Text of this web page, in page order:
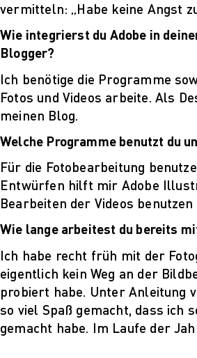
vermitteln: „Habe keine Angst
Wie integrierst du Adobe in
Blogger?
Ich benötige die Programme
Fotos und Videos arbeite. Als
meinen Blog.
Welche Programme benutzt du
Für die Fotobearbeitung
Entwürfen hilft mir Adobe
Bearbeiten der Videos
Wie lange arbeitest du bereits
Ich habe recht früh mit der
eigentlich kein Weg an der
probiert habe. Unter Anleitung
so viel Spaß gemacht, dass ich
gemacht habe. Im Laufe der